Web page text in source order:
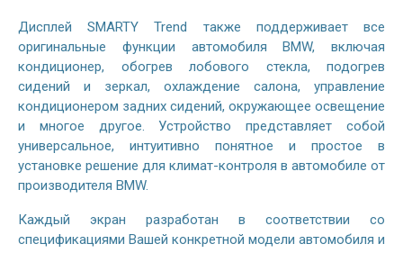
Дисплей SMARTY Trend также поддерживает все
оригинальные функции автомобиля BMW, включая
кондиционер, обогрев лобового стекла, подогрев
сидений и зеркал, охлаждение салона, управление
кондиционером задних сидений, окружающее освещение
и многое другое. Устройство представляет собой
универсальное, интуитивно понятное и простое в
установке решение для климат-контроля в автомобиле от
производителя BMW.
Каждый экран разработан в соответствии со
спецификациями Вашей конкретной модели автомобиля и